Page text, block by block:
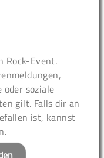
Rock-Event.
soziale
gilt. Falls dir an
ist, kannst